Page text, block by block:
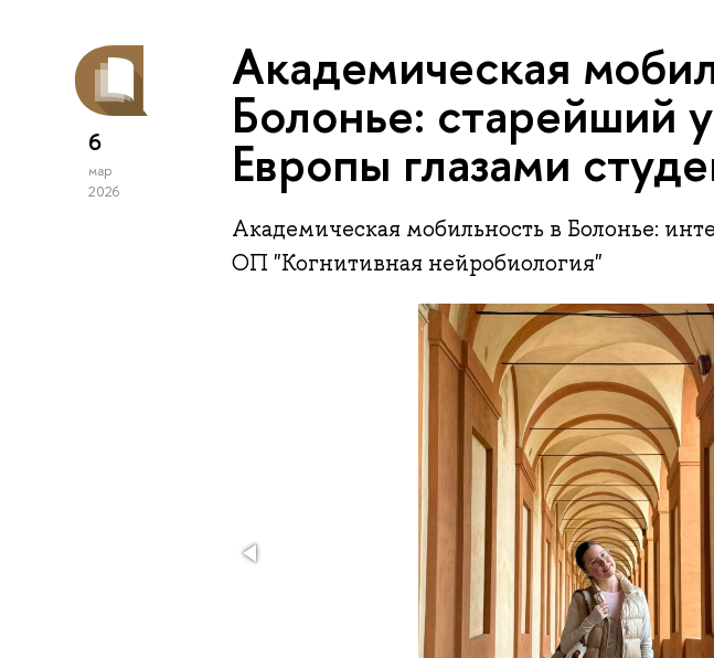
6
мар
2026
Академическая
Болонье: старейший
Европы глазами
Академическая мобильность в Болонье:
ОП "Когнитивная нейробиология"